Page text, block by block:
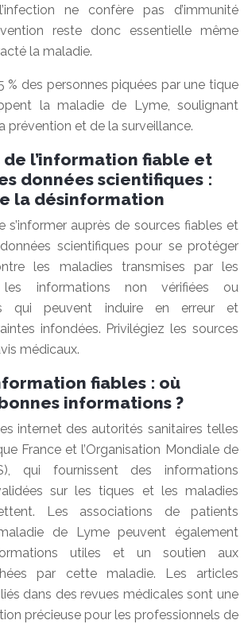
ne confère pas d’immunité
reste donc essentielle même
la maladie.
% des personnes piquées par une tique
la maladie de Lyme, soulignant
prévention et de la surveillance.
l’information fiable et
données scientifiques :
la désinformation
s’informer auprès de sources fiables et
scientifiques pour se protéger
les maladies transmises par les
informations non vérifiées ou
qui peuvent induire en erreur et
infondées. Privilégiez les sources
médicaux.
fiables : où
informations ?
internet des autorités sanitaires telles
France et l’Organisation Mondiale de
qui fournissent des informations
sur les tiques et les maladies
Les associations de patients
de Lyme peuvent également
utiles et un soutien aux
par cette maladie. Les articles
dans des revues médicales sont une
précieuse pour les professionnels de